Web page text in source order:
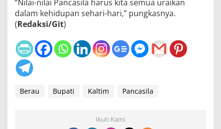
“Nilai-nilai Pancasila harus kita semua uraikan
dalam kehidupan sehari-hari,” pungkasnya.
(Redaksi/Git)
Berau Bupati Kaltim Pancasila
Ikuti Kami